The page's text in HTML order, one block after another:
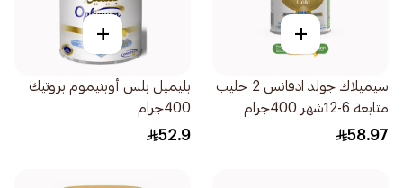
+
سيميلاك جولد ادفانس 2 حليب
متابعة 6-12شهر 400جرام
58.97
+
بليميل بلس أوبتيموم بروتيك
400جرام
52.9